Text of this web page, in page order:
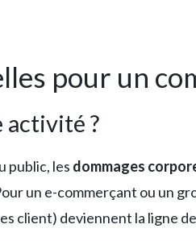
pour un
?
public, les dommages
un e-commerçant ou un
client) deviennent la ligne